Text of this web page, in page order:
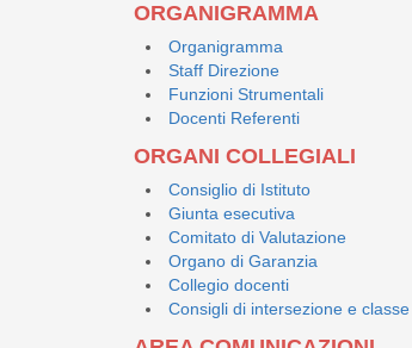
ORGANIGRAMMA
Organigramma
Staff Direzione
Funzioni Strumentali
Docenti Referenti
ORGANI COLLEGIALI
Consiglio di Istituto
Giunta esecutiva
Comitato di Valutazione
Organo di Garanzia
Collegio docenti
Consigli di intersezione e classe